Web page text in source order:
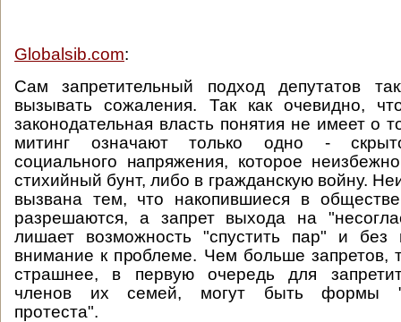
Globalsib.com:
Сам запретительный подход депутатов
вызывать сожаления. Так как очевидно,
законодательная власть понятия не имеет о
митинг означают только одно -
социального напряжения, которое
стихийный бунт, либо в гражданскую войну.
вызвана тем, что накопившиеся в
разрешаются, а запрет выхода на
лишает возможность "спустить пар" и без
внимание к проблеме. Чем больше запретов,
страшнее, в первую очередь для
членов их семей, могут быть формы
протеста".